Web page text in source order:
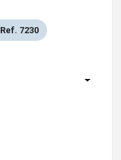
Ref. 7230